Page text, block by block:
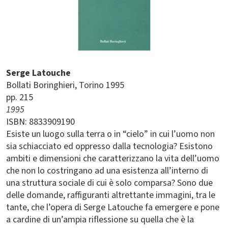
Serge Latouche
Bollati Boringhieri Torino 1995
pp. 215
1995
ISBN: 8833909190
Esiste un luogo sulla terra o in “cielo” in cui l’uomo non
sia schiacciato ed oppresso dalla tecnologia? Esistono
ambiti e dimensioni che caratterizzano la vita dell’uomo
che non lo costringano ad una esistenza all’interno di
una struttura sociale di cui è solo comparsa? Sono due
delle domande, raffiguranti altrettante immagini, tra le
tante, che l’opera di Serge Latouche fa emergere e pone
a cardine di un’ampia riflessione su quella che è la